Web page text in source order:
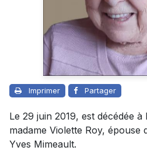
Imprimer Partager
Le 29 juin 2019, est décédée à
madame Violette Roy,
Yves Mimeault.